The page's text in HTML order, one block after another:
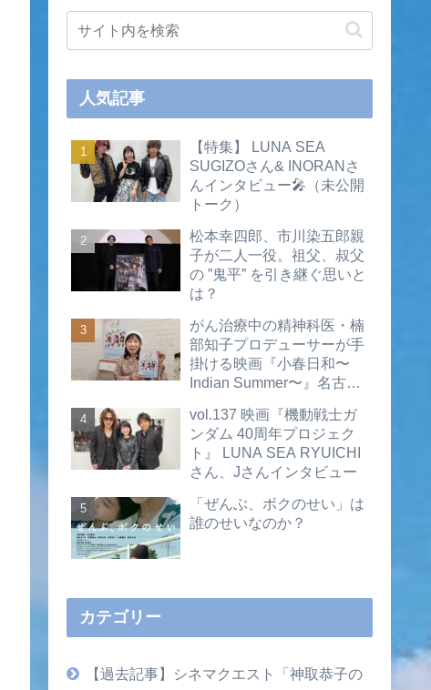
人気記事
【特集】 LUNA SEA
SUGIZOさん& INORANさ
んインタビュー🎤（未公開
トーク）
松本幸四郎、市川染五郎親
子が二人一役。祖父、叔父
の ”鬼平” を引き継ぐ思いと
は？
がん治療中の精神科医・楠
部知子プロデューサーが手
掛ける映画『小春日和〜
Indian Summer〜』名古屋
画あり）
vol.137 映画『機動戦士ガ
ンダム 40周年プロジェク
ト』 LUNA SEA RYUICHI
さん、Jさんインタビュー
「ぜんぶ、ボクのせい」は
誰のせいなのか？
カテゴリー
【過去記事】シネマクエスト「神取恭子の